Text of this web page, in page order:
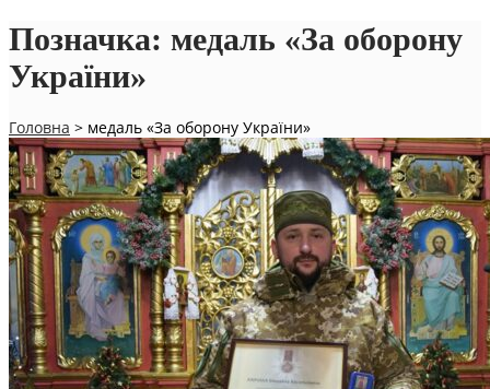
Позначка: медаль «За оборону
України»
Головна > медаль «За оборону України»